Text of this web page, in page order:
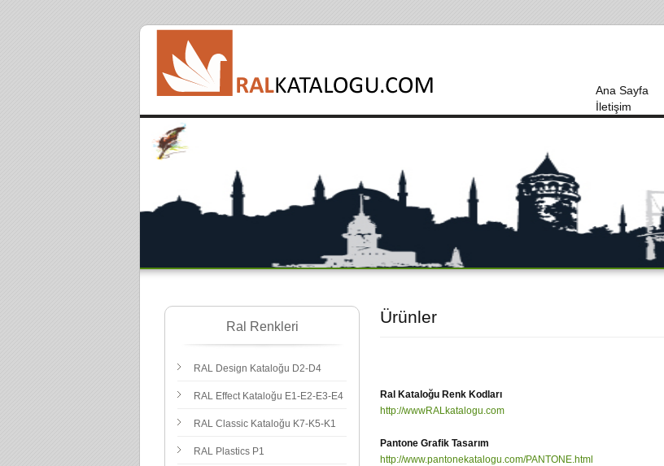
Ana Sayfa
İletişim
Ral Renkleri
RAL Design Kataloğu D2-D4
RAL Effect Kataloğu E1-E2-E3-E4
RAL Classic Kataloğu K7-K5-K1
RAL Plastics P1
Ürünler
Ral Kataloğu Renk Kodları
http://wwwRALkatalogu.com
Pantone Grafik Tasarım
http://www.pantonekatalogu.com/PANTONE.html